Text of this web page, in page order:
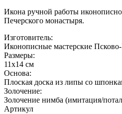
Икона ручной работы
Печерского монастыря.
Изготовитель:
Иконописные мастерские
Размеры:
11х14 см
Основа:
Плоская доска из липы со
Золочение:
Золочение нимба (имитация/
Артикул